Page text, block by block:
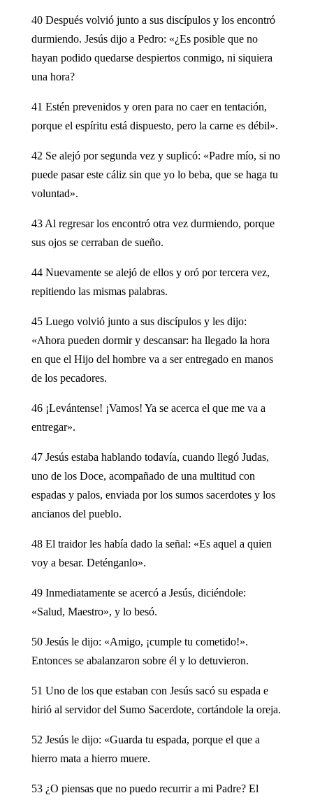
40 Después volvió junto a sus discípulos y los encontró
durmiendo. Jesús dijo a Pedro: «¿Es posible que no
hayan podido quedarse despiertos conmigo, ni siquiera
una hora?
41 Estén prevenidos y oren para no caer en tentación,
porque el espíritu está dispuesto, pero la carne es débil».
42 Se alejó por segunda vez y suplicó: «Padre mío, si no
puede pasar este cáliz sin que yo lo beba, que se haga tu
voluntad».
43 Al regresar los encontró otra vez durmiendo, porque
sus ojos se cerraban de sueño.
44 Nuevamente se alejó de ellos y oró por tercera vez,
repitiendo las mismas palabras.
45 Luego volvió junto a sus discípulos y les dijo:
«Ahora pueden dormir y descansar: ha llegado la hora
en que el Hijo del hombre va a ser entregado en manos
de los pecadores.
46 ¡Levántense! ¡Vamos! Ya se acerca el que me va a
entregar».
47 Jesús estaba hablando todavía, cuando llegó Judas,
uno de los Doce, acompañado de una multitud con
espadas y palos, enviada por los sumos sacerdotes y los
ancianos del pueblo.
48 El traidor les había dado la señal: «Es aquel a quien
voy a besar. Deténganlo».
49 Inmediatamente se acercó a Jesús, diciéndole:
«Salud, Maestro», y lo besó.
50 Jesús le dijo: «Amigo, ¡cumple tu cometido!».
Entonces se abalanzaron sobre él y lo detuvieron.
51 Uno de los que estaban con Jesús sacó su espada e
hirió al servidor del Sumo Sacerdote, cortándole la oreja.
52 Jesús le dijo: «Guarda tu espada, porque el que a
hierro mata a hierro muere.
53 ¿O piensas que no puedo recurrir a mi Padre? El